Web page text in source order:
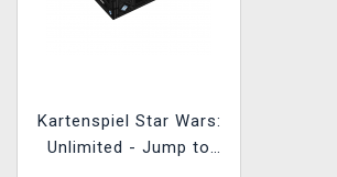
Kartenspiel Star Wars:
Unlimited - Jump to